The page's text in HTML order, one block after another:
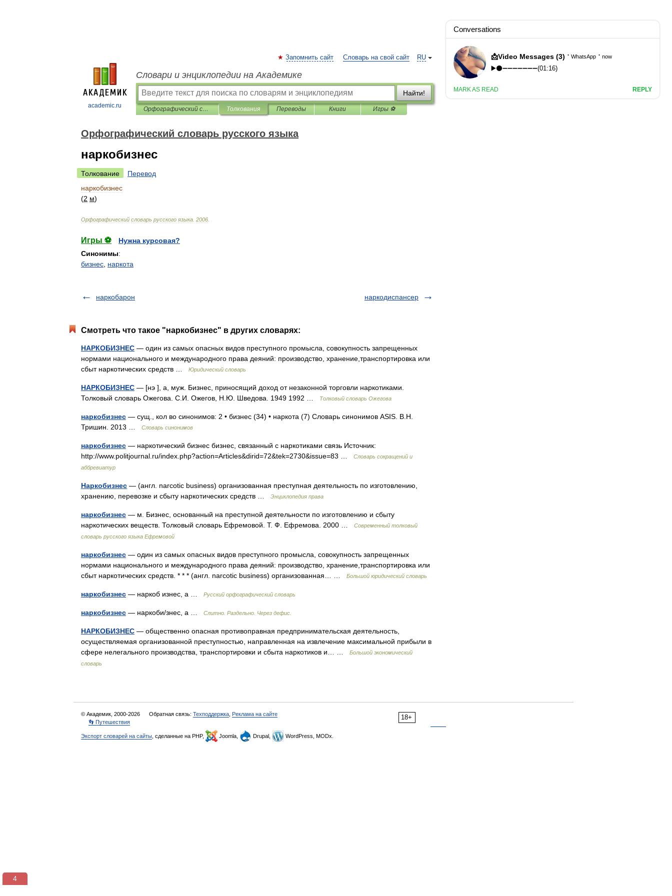
academic.ru
RU
Запомнить сайт Словарь на свой сайт
Словари и энциклопедии на Академике
Найти!
Орфографический словарь русского языка Толкования Переводы Книги Игры ⚽
Орфографический словарь русского языка
наркобизнес
Толкование
Перевод
наркобизнес
(2 м)
Орфографический словарь русского языка 2006
Игры ⚽
Нужна курсовая?
Синонимы:
бизнес наркота
наркобарон наркодиспансер
Смотреть что такое "наркобизнес" в других словарях:
НАРКОБИЗНЕС — один из самых опасных видов преступного промысла, совокупность запрещенных
нормами национального и международного права деяний: производство, хранение,транспортировка или
сбыт наркотических средств …
Юридический словарь
НАРКОБИЗНЕС — [нэ ], а, муж. Бизнес, приносящий доход от незаконной торговли наркотиками.
Толковый словарь Ожегова. С.И. Ожегов, Н.Ю. Шведова. 1949 1992 …
Толковый словарь Ожегова
наркобизнес — сущ., кол во синонимов: 2 • бизнес (34) • наркота (7) Словарь синонимов ASIS. В.Н.
Тришин. 2013 …
Словарь синонимов
наркобизнес — наркотический бизнес бизнес, связанный с наркотиками связь Источник:
http://www.politjournal.ru/index.php?action=Articles&dirid=72&tek=2730&issue=83 …
Словарь сокращений и
аббревиатур
Наркобизнес — (англ. narcotic business) организованная преступная деятельность по изготовлению,
хранению, перевозке и сбыту наркотических средств …
Энциклопедия права
наркобизнес — м. Бизнес, основанный на преступной деятельности по изготовлению и сбыту
наркотических веществ. Толковый словарь Ефремовой. Т. Ф. Ефремова. 2000 …
Современный толковый
словарь русского языка Ефремовой
наркобизнес — один из самых опасных видов преступного промысла, совокупность запрещенных
нормами национального и международного права деяний: производство, хранение,транспортировка или
сбыт наркотических средств. * * * (англ. narcotic business) организованная… …
Большой юридический словарь
наркобизнес — наркоб изнес, а … Русский орфографический словарь
наркобизнес — наркоби/знес, а … Слитно. Раздельно. Через дефис.
НАРКОБИЗНЕС — общественно опасная противоправная предпринимательская деятельность,
осуществляемая организованной преступностью, направленная на извлечение максимальной прибыли в
сфере нелегального производства, транспортировки и сбыта наркотиков и… …
Большой экономический
словарь
18+
© Академик, 2000-2026 Обратная связь: Техподдержка Реклама на сайте
👣 Путешествия
Экспорт словарей на сайты , сделанные на PHP, Joomla, Drupal, WordPress, MODx.
3